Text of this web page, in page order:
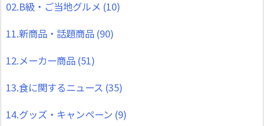
02.B級・ご当地グルメ (10)
11.新商品・話題商品 (90)
12.メーカー商品 (51)
13.食に関するニュース (35)
14.グッズ・キャンペーン (9)